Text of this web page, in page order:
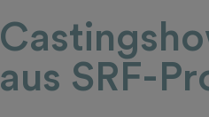
aus SRF-